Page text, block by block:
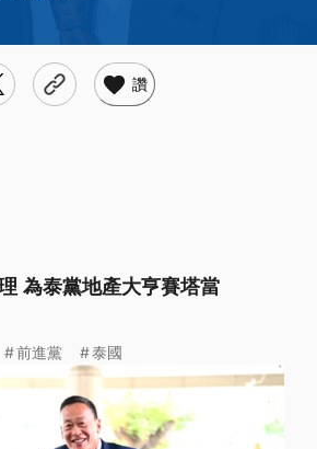
讚
為泰黨地產大亨賽塔當
前進黨 泰國